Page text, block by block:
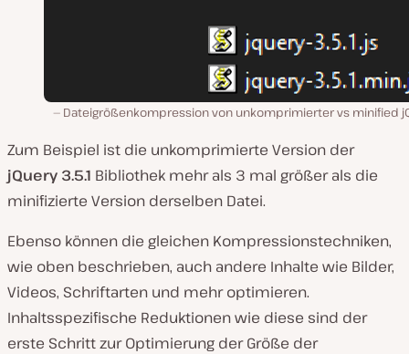
Dateigrößenkompression von unkomprimierter vs minified
Zum Beispiel ist die unkomprimierte Version der
jQuery 3.5.1 Bibliothek mehr als 3 mal größer als die
minifizierte Version derselben Datei.
Ebenso können die gleichen Kompressionstechniken,
wie oben beschrieben, auch andere Inhalte wie Bilder,
Videos, Schriftarten und mehr optimieren.
Inhaltsspezifische Reduktionen wie diese sind der
erste Schritt zur Optimierung der Größe der